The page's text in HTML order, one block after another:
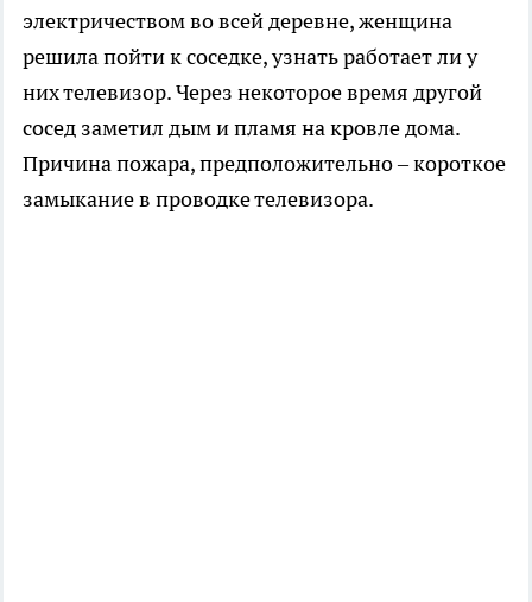
электричеством во всей деревне, женщина
решила пойти к соседке, узнать работает ли у
них телевизор. Через некоторое время другой
сосед заметил дым и пламя на кровле дома.
Причина пожара, предположительно – короткое
замыкание в проводке телевизора.